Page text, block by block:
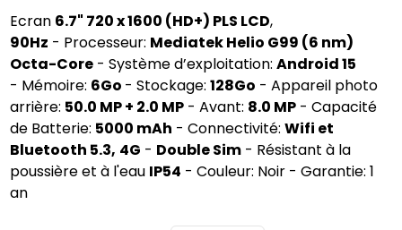
Ecran 6.7" 720 x 1600 (HD+) PLS LCD,
90Hz - Processeur: Mediatek Helio G99 (6 nm)
Octa-Core - Système d’exploitation:Android 15
- Mémoire: 6Go - Stockage:128Go - Appareil photo
arrière: 50.0 MP + 2.0 MP - Avant: 8.0 MP - Capacité
de Batterie: 5000 mAh - Connectivité:Wifi et
Bluetooth 5.3, 4G - Double Sim - Résistant à la
poussière et à l'eau IP54 - Couleur: Noir - Garantie: 1
an